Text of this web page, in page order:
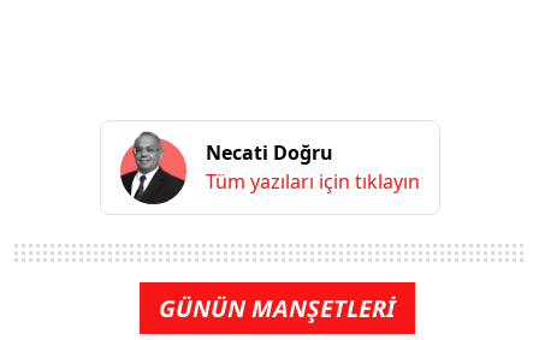
Necati Doğru
Tüm yazıları için tıklayın
GÜNÜN MANŞETLERİ